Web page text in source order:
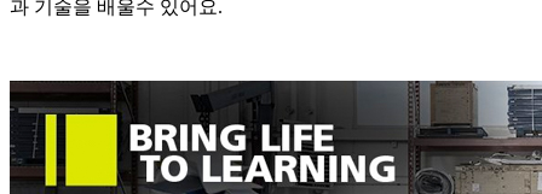
과 기술을 배울수 있어요.